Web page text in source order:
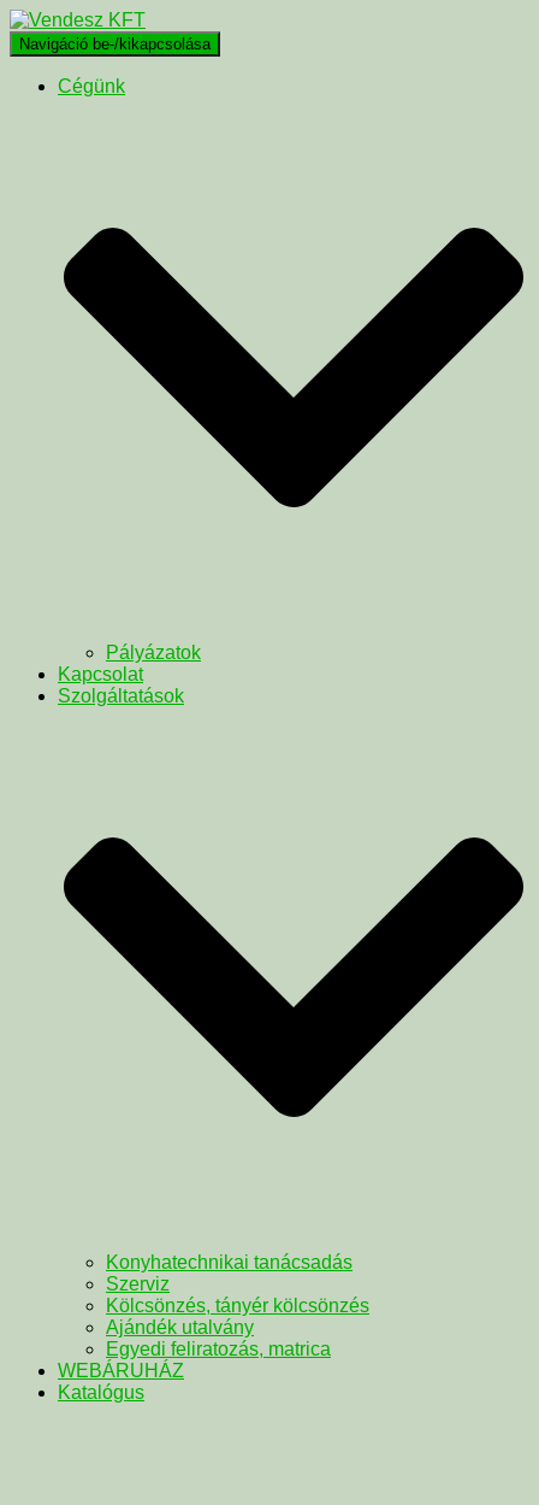
Navigáció be-/kikapcsolása
Cégünk
Pályázatok
Kapcsolat
Szolgáltatások
Konyhatechnikai tanácsadás
Szerviz
Kölcsönzés, tányér kölcsönzés
Ajándék utalvány
Egyedi feliratozás, matrica
WEBÁRUHÁZ
Katalógus